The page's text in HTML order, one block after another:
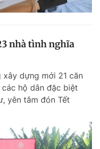
nhà tình nghĩa
xây dựng mới 21 căn
hộ dân đặc biệt
yên tâm đón Tết